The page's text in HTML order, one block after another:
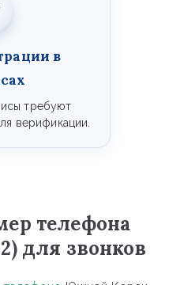
в
требуют
верификации.
телефона
для звонков